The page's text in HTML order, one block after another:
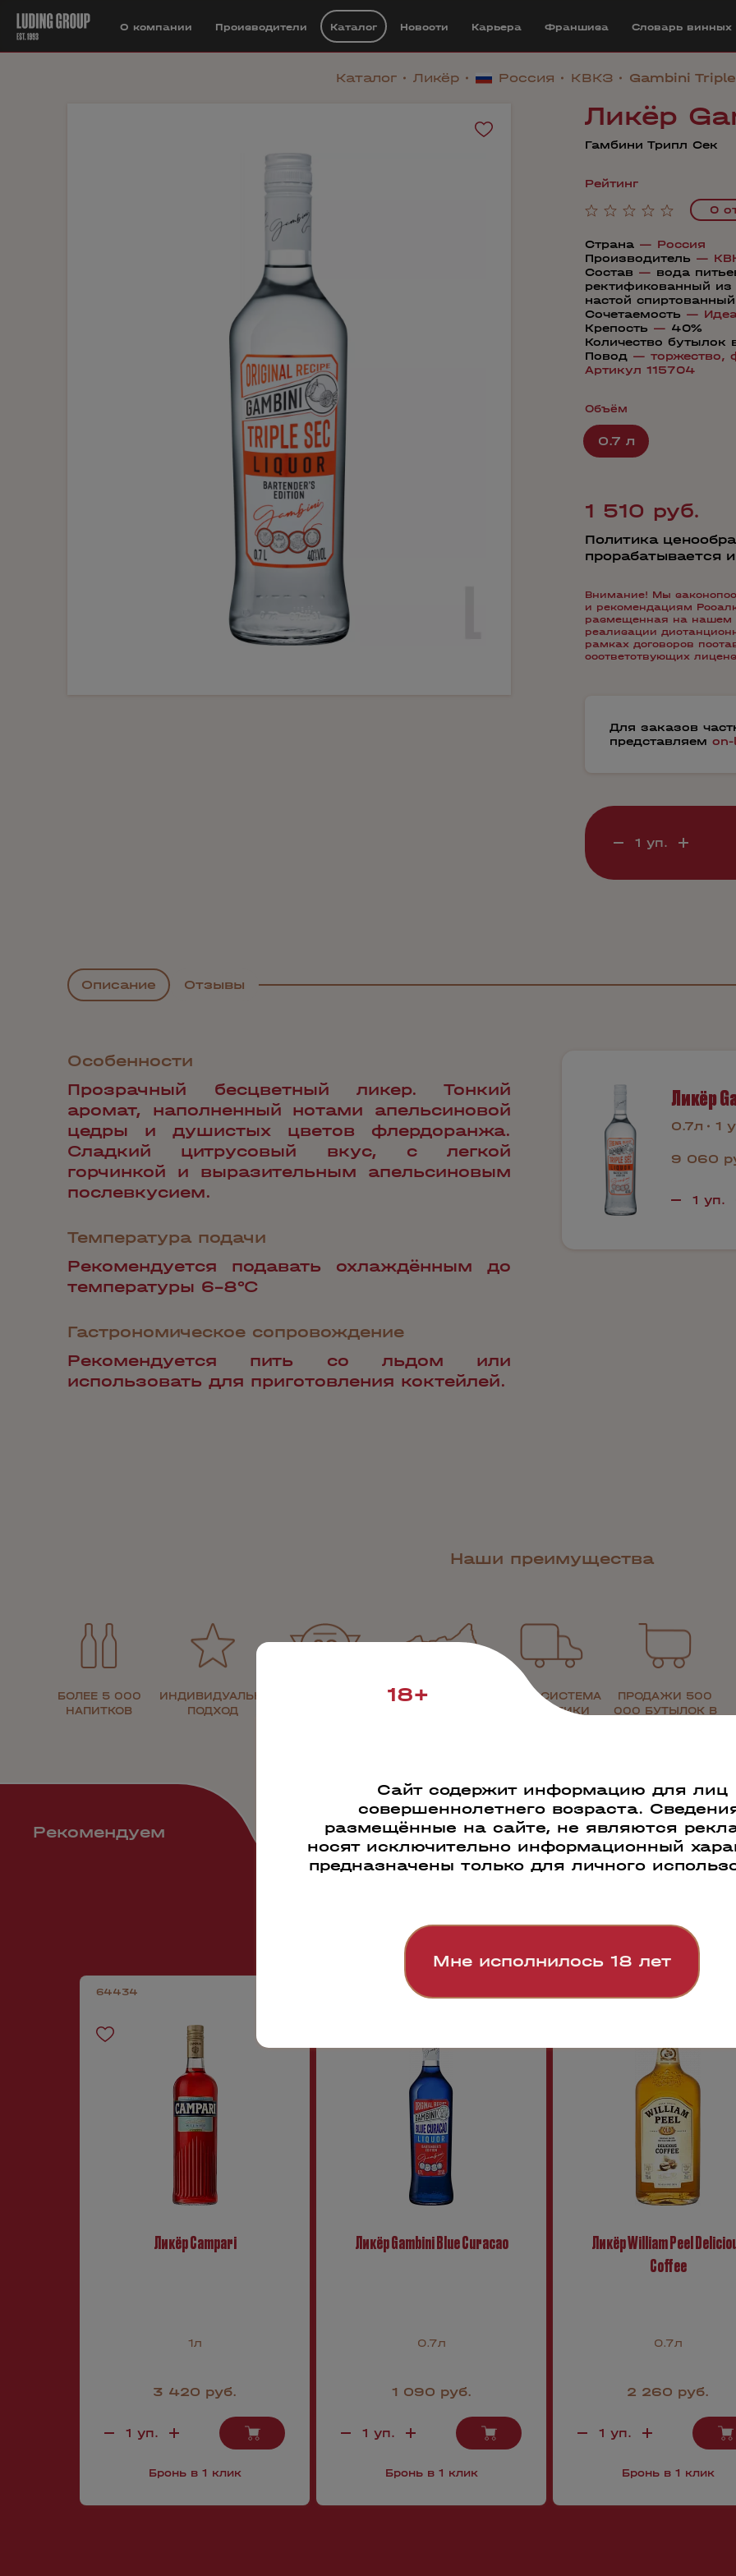
О компании Производители Каталог Новости Карьера Франшиза Cловарь винных
Каталог Ликёр Россия КВКЗ Gambini
Ликёр
Гамбини Трипл Сек
Рейтинг
0
Страна — Россия
Производитель —
Состав — вода
ректификованный
настой
Сочетаемость —
Крепость — 40%
Количество бутылок
Повод — торжество,
Артикул 115704
Объём
0.7 л
1 510 руб.
Политика
прорабатывается
Внимание! Мы
и рекомендациям
размещенная на нашем
реализации
рамках договоров
соответствующих
Для заказов
представляем on-
Ликёр
0.7л 1
9 060
Описание Отзывы
Особенности
Прозрачный бесцветный ликер. Тонкий
аромат, наполненный нотами апельсиновой
цедры и душистых цветов флердоранжа.
Сладкий цитрусовый вкус, с легкой
горчинкой и выразительным апельсиновым
послевкусием.
Температура подачи
Рекомендуется подавать охлаждённым до
температуры 6-8°С
Гастрономическое сопровождение
Рекомендуется пить со льдом или
использовать для приготовления коктейлей.
Наши преимущества
БОЛЕЕ 5 000
НАПИТКОВ
ИНДИВИДУАЛЬНЫЙ
ПОДХОД
РАБОТАЕМ ПО
СВОЯ СИСТЕМА
ЛОГИСТИКИ
ПРОДАЖИ 500
000 БУТЫЛОК В
Рекомендуем
64434
Ликёр Campari
1л
3 420 руб.
Бронь в 1 клик
Ликёр Gambini Blue Curacao
0.7л
1 090 руб.
Бронь в 1 клик
Ликёр William Peel
Coffee
0.7л
2 260 руб.
Бронь в 1 клик
18+
Сайт содержит информацию для лиц
совершеннолетнего возраста.
размещённые на сайте, не являются
носят исключительно информационный
предназначены только для личного
Мне исполнилось 18 лет